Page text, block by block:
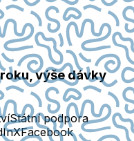
výše dávky
Státní podpora
XFacebook